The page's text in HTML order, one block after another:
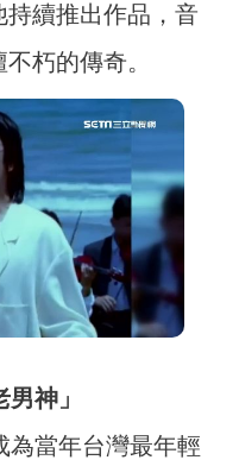
持續推出作品，音
朽的傳奇。
神」
為當年台灣最年輕